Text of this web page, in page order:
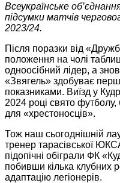
Всеукраїнське
підсумки матчів
2023/24.
Після поразки від
положення на чолі
одноосібний лідер, а
«Звягель» здобуває
показниками. Виїзд у
2024 році свято
для «хрестоносців».
Тож наш сьогоднішній
тренер тарасівської
підопічні обіграли ФК
побивши кілька клубних
адаптацію легіонерів.